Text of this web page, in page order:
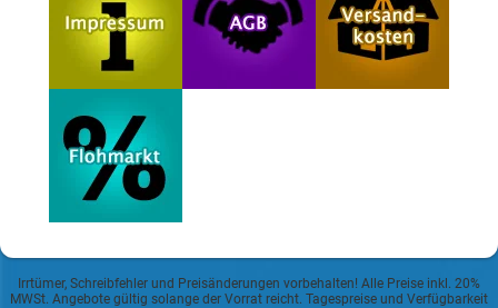
Irrtümer, Schreibfehler und Preisänderungen vorbehalten! Alle Preise inkl. 20%
MWSt. Angebote gültig solange der Vorrat reicht. Tagespreise und Verfügbarkeit